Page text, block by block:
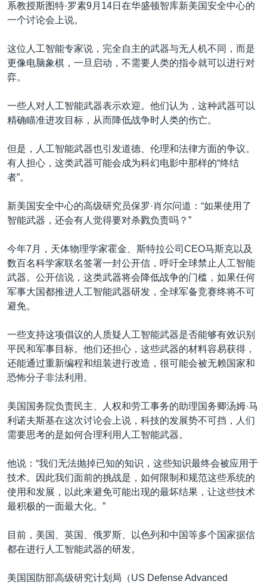
GEN Z 看美国
系教授斯图特·罗素9月14日在华盛顿智库新美国安全中心的
一个讨论会上说。
这位人工智能专家说，完全自主的武器与无人机不同，而是
更像电脑象棋，一旦启动，不需要人类的指令就可以进行对
弈。
一些人对人工智能武器表示欢迎。他们认为，这种武器可以
精确瞄准进攻目标，从而降低战争时人类的伤亡。
但是，人工智能武器也引发道德、伦理和法律方面的争议。
有人担心，这类武器可能会成为科幻电影中那样的“终结
者”。
新美国安全中心的高级研究员保罗·肖尔问道：“如果使用了
智能武器，还会有人觉得要对杀戮负责吗？”
今年7月，天体物理学家霍金、斯特拉公司CEO马斯克以及
数百名科学家联名签署一封公开信，呼吁全球禁止人工智能
武器。公开信说，这类武器将会降低战争的门槛，如果任何
军事大国都推进人工智能武器研发，全球军备竞赛终将不可
避免。
一些支持这项倡议的人质疑人工智能武器是否能够有效识别
平民和军事目标。他们还担心，这些武器的材料容易获得，
还能通过重新编程和组装进行改造，很可能会被无赖国家和
恐怖分子非法利用。
美国国务院负责民主、人权和劳工事务的助理国务卿汤姆·马
利诺夫斯基在这次讨论会上说，科技的发展势不可挡，人们
需要思考的是如何合理利用人工智能武器。
他说：“我们无法抛掉已知的知识，这些知识最终会被应用于
技术。因此我们面前的挑战是，如何限制和规范这些系统的
使用和发展，以此来避免可能出现的最坏结果，让这些技术
最积极的一面最大化。”
目前，美国、英国、俄罗斯、以色列和中国等多个国家据信
都在进行人工智能武器的研发。
美国国防部高级研究计划局（US Defense Advanced